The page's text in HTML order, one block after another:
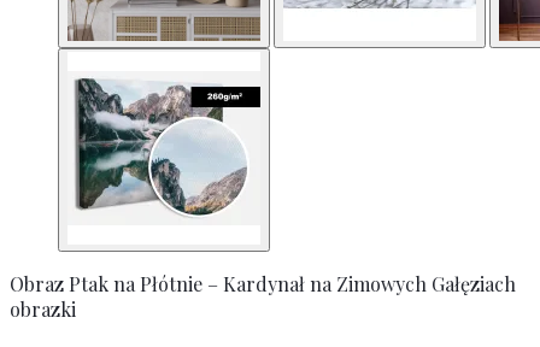
Obraz Ptak na Płótnie – Kardynał na Zimowych Gałęziach
obrazki